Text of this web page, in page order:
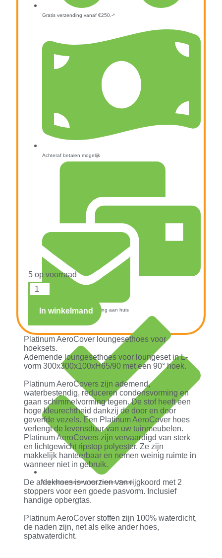
Gratis verzending vanaf €250,-*
Achteraf betalen mogelijk
Snelle verzending & levering aan huis
Kopersbescherming met Trusted Shops
5 op voorraad
In winkelmand
Platinum AeroCover loungesethoes voor
hoeksets.
Ademende loungesethoes voor loungeset in L-
vorm 300x300x100xH65/90 met een 90° hoek.
Platinum AeroCovers zijn ademend,
waterbestendig, reduceren condensvorming en
gaan schimmelvorming tegen. De stof heeft een
hoge kleurechtheid dankzij de door en door
geverfde vezels. Een Platinum AeroCover hoes
verlengt de levensduur van uw tuinmeubelen.
Platinum AeroCovers zijn vervaardigd van sterk
en lichtgewicht ripstop polyester. Ze zijn
makkelijk hanteerbaar en nemen weinig ruimte in
wanneer niet in gebruik.
De afdekhoes is voorzien van rijgkoord met 2
stoppers voor een goede pasvorm. Inclusief
handige opbergtas.
Platinum AeroCover stoffen zijn 100% waterdicht,
de naden zijn, net als elke ander hoes,
spatwaterdicht.